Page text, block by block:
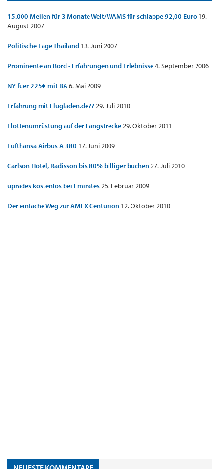
15.000 Meilen für 3 Monate Welt/WAMS für schlappe 92,00 Euro 19.
August 2007
Politische Lage Thailand 13. Juni 2007
Prominente an Bord - Erfahrungen und Erlebnisse4. September 2006
NY fuer 225€ mit BA6. Mai 2009
Erfahrung mit Flugladen.de??29. Juli 2010
Flottenumrüstung auf der Langstrecke29. Oktober 2011
Lufthansa Airbus A 380 17. Juni 2009
Carlson Hotel, Radisson bis 80% billiger buchen27. Juli 2010
uprades kostenlos bei Emirates25. Februar 2009
Der einfache Weg zur AMEX Centurion 12. Oktober 2010